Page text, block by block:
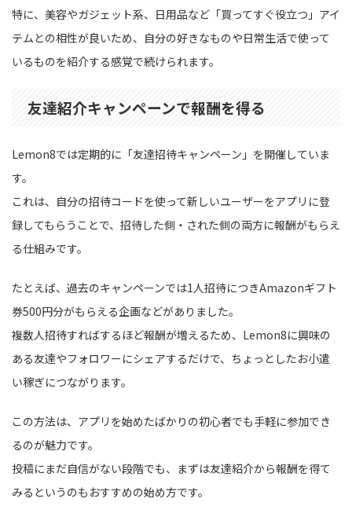
特に、美容やガジェット系、日用品など「買ってすぐ役立つ」アイ
テムとの相性が良いため、自分の好きなものや日常生活で使って
いるものを紹介する感覚で続けられます。
友達紹介キャンペーンで報酬を得る
Lemon8では定期的に「友達招待キャンペーン」を開催していま
す。
これは、自分の招待コードを使って新しいユーザーをアプリに登
録してもらうことで、招待した側・された側の両方に報酬がもらえ
る仕組みです。
たとえば、過去のキャンペーンでは1人招待につきAmazonギフト
券500円分がもらえる企画などがありました。
複数人招待すればするほど報酬が増えるため、Lemon8に興味の
ある友達やフォロワーにシェアするだけで、ちょっとしたお小遣
い稼ぎにつながります。
この方法は、アプリを始めたばかりの初心者でも手軽に参加でき
るのが魅力です。
投稿にまだ自信がない段階でも、まずは友達紹介から報酬を得て
みるというのもおすすめの始め方です。